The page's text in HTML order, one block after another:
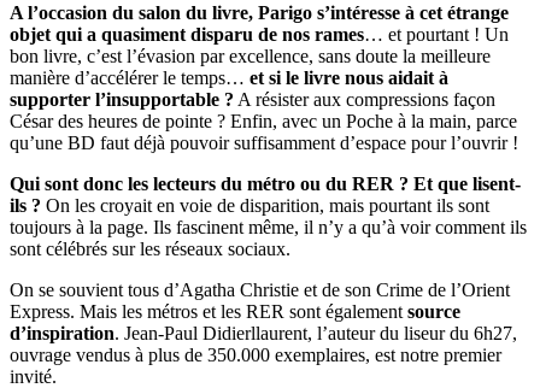
A l’occasion du salon du livre, Parigo s’intéresse à cet étrange
objet qui a quasiment disparu de nos rames… et pourtant ! Un
bon livre, c’est l’évasion par excellence, sans doute la meilleure
manière d’accélérer le temps… et si le livre nous aidait à
supporter l’insupportable ? A résister aux compressions façon
César des heures de pointe ? Enfin, avec un Poche à la main, parce
qu’une BD faut déjà pouvoir suffisamment d’espace pour l’ouvrir !
Qui sont donc les lecteurs du métro ou du RER ? Et que lisent-
ils ? On les croyait en voie de disparition, mais pourtant ils sont
toujours à la page. Ils fascinent même, il n’y a qu’à voir comment ils
sont célébrés sur les réseaux sociaux.
On se souvient tous d’Agatha Christie et de son Crime de l’Orient
Express. Mais les métros et les RER sont également source
d’inspiration. Jean-Paul Didierllaurent, l’auteur du liseur du 6h27,
ouvrage vendus à plus de 350.000 exemplaires, est notre premier
invité.